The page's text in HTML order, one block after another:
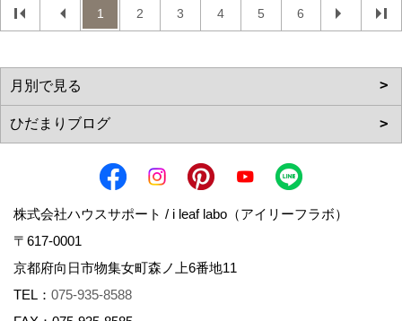
1 2 3 4 5 6
株式会社ハウスサポート / i leaf labo（アイリーフラボ）
〒617-0001
京都府向日市物集女町森ノ上6番地11
TEL： 075-935-8588